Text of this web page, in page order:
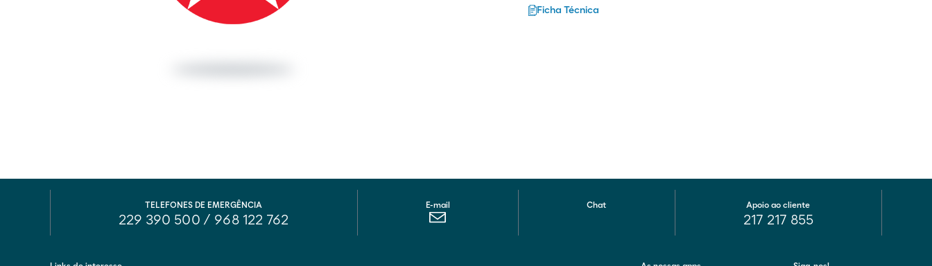
Ficha Técnica
TELEFONES DE EMERGÊNCIA
229 390 500 / 968 122 762
E-mail Chat Apoio ao cliente
217 217 855